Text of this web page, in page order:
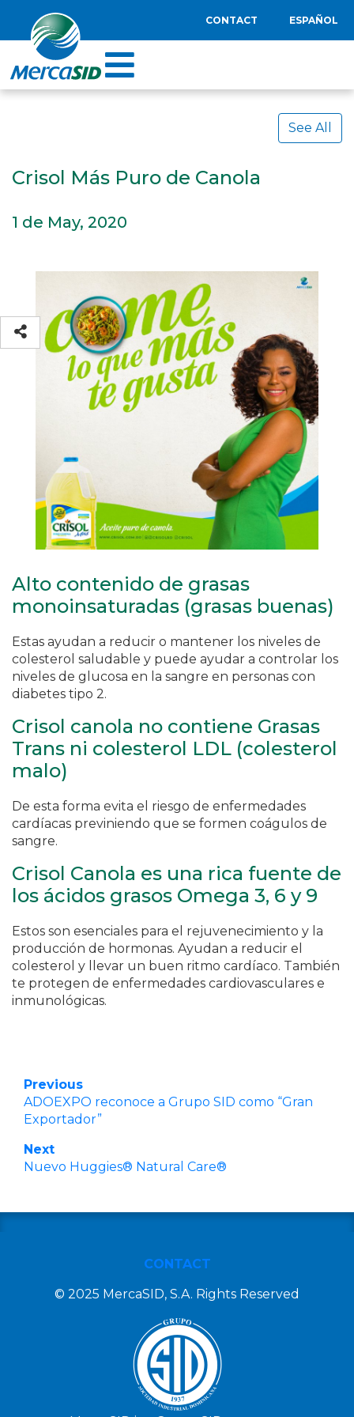
CONTACT ESPAÑOL
See All
Crisol Más Puro de Canola
1 de May, 2020
Alto contenido de grasas
monoinsaturadas (grasas buenas)
Estas ayudan a reducir o mantener los niveles de
colesterol saludable y puede ayudar a controlar los
niveles de glucosa en la sangre en personas con
diabetes tipo 2.
Crisol canola no contiene Grasas
Trans ni colesterol LDL (colesterol
malo)
De esta forma evita el riesgo de enfermedades
cardíacas previniendo que se formen coágulos de
sangre.
Crisol Canola es una rica fuente de
los ácidos grasos Omega 3, 6 y 9
Estos son esenciales para el rejuvenecimiento y la
producción de hormonas. Ayudan a reducir el
colesterol y llevar un buen ritmo cardíaco. También
te protegen de enfermedades cardiovasculares e
inmunológicas.
Previous
ADOEXPO reconoce a Grupo SID como “Gran
Exportador”
Next
Nuevo Huggies® Natural Care®
CONTACT
© 2025 MercaSID, S.A. Rights Reserved